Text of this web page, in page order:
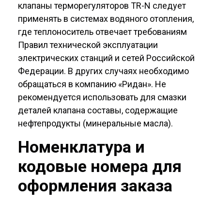
клапаны терморегуляторов TR-N следует
применять в системах водяного отопления,
где теплоноситель отвечает требованиям
Правил технической эксплуатации
электрических станций и сетей Российской
Федерации. В других случаях необходимо
обращаться в компанию «Ридан». Не
рекомендуется использовать для смазки
деталей клапана составы, содержащие
нефтепродукты (минеральные масла).
Номенклатура и
кодовые номера для
оформления заказа